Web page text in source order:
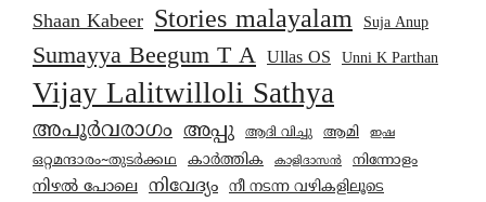
Shaan Kabeer Stories malayalam Suja Anup
Sumayya Beegum T A Ullas OS Unni K Parthan
Vijay Lalitwilloli Sathya
അപൂർവരാഗം അപ്പു ആദി വിച്ചു ആമി ഇഷ
ഒറ്റമന്ദാരം~തുടർക്കഥ കാര്‍ത്തിക കാളിദാസൻ നിന്നോളം
നിഴൽ പോലെ നിവേദ്യം നീ നടന്ന വഴികളിലൂടെ